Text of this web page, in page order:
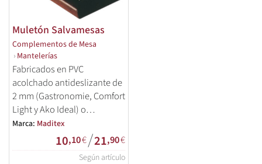
Muletón Salvamesas
Complementos de Mesa
› Mantelerías
Fabricados en PVC
acolchado antideslizante de
2 mm (Gastronomie, Comfort
Light y Ako Ideal) o
espumado flexible con base
textil (Foca-Tex). Ako Ideal y
Foca-Tex para utilizar con
Marca: Maditex
10,10€/21,90€
Según artículo